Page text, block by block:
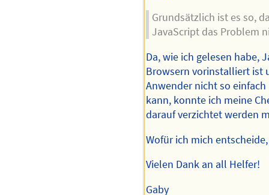
Grundsätzlich ist es so,
JavaScript das Problem
Da, wie ich gelesen habe,
Browsern vorinstalliert ist
Anwender nicht so
kann, konnte ich meine
darauf verzichtet werden
Wofür ich mich
Vielen Dank an all Helfer!
Gaby